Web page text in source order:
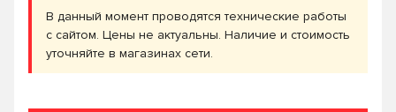
В данный момент проводятся технические работы
с сайтом. Цены не актуальны. Наличие и стоимость
уточняйте в магазинах сети.